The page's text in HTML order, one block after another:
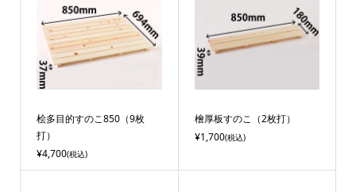
桧多目的すのこ850（9枚
打）
¥4,700(税込)
檜厚板すのこ（2枚打）
¥1,700(税込)